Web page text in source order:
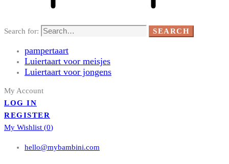
Search for: SEARCH
pampertaart
Luiertaart voor meisjes
Luiertaart voor jongens
My Account
LOG IN
REGISTER
My Wishlist (0)
hello@mybambini.com